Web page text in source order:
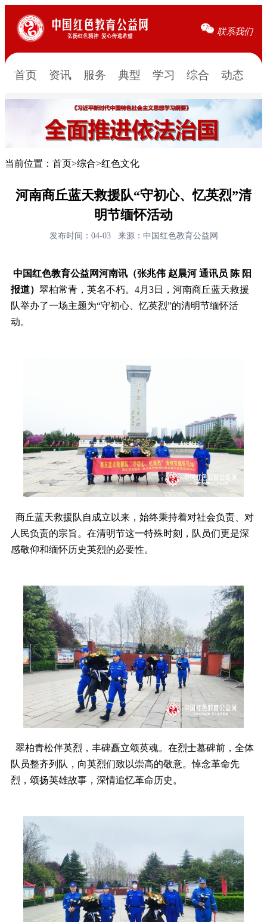
联系我们
首页 资讯 服务 典型 学习 综合 动态
当前位置： 首页>综合>红色文化
河南商丘蓝天救援队“守初心、忆英烈”清
明节缅怀活动
发布时间：04-03 来源：中国红色教育公益网
中国红色教育公益网河南讯（张兆伟 赵晨河 通讯员 陈 阳
报道） 翠柏常青，英名不朽。4月3日，河南商丘蓝天救援
队举办了一场主题为“守初心、忆英烈”的清明节缅怀活
动。
商丘蓝天救援队自成立以来，始终秉持着对社会负责、对
人民负责的宗旨。在清明节这一特殊时刻，队员们更是深
感敬仰和缅怀历史英烈的必要性。
翠柏青松伴英烈，丰碑矗立颂英魂。在烈士墓碑前，全体
队员整齐列队，向英烈们致以崇高的敬意。悼念革命先
烈，颂扬英雄故事，深情追忆革命历史。